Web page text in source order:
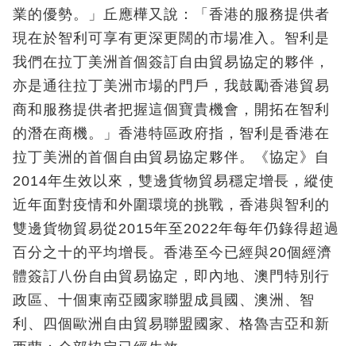
業的優勢。」丘應樺又說：「香港的服務提供者
現在於智利可享有更深更闊的市場准入。智利是
我們在拉丁美洲首個簽訂自由貿易協定的夥伴，
亦是通往拉丁美洲市場的門戶，我鼓勵香港貿易
商和服務提供者把握這個寶貴機會，開拓在智利
的潛在商機。」香港特區政府指，智利是香港在
拉丁美洲的首個自由貿易協定夥伴。《協定》自
2014年生效以來，雙邊貨物貿易穩定增長，縱使
近年面對疫情和外圍環境的挑戰，香港與智利的
雙邊貨物貿易從2015年至2022年每年仍錄得超過
百分之十的平均增長。香港至今已經與20個經濟
體簽訂八份自由貿易協定，即內地、澳門特別行
政區、十個東南亞國家聯盟成員國、澳洲、智
利、四個歐洲自由貿易聯盟國家、格魯吉亞和新